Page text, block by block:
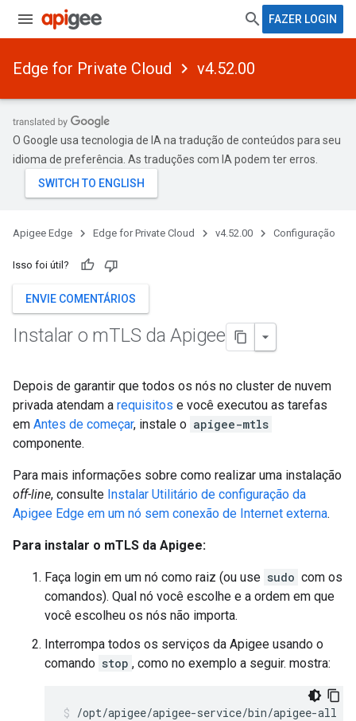
FAZER LOGIN
Edge for Private Cloud v4.52.00
O Google usa tecnologia de IA na tradução de conteúdos para seu
idioma de preferência. As traduções com IA podem ter erros.
Apigee Edge Edge for Private Cloud v4.52.00 Configuração
Isso foi útil?
ENVIE COMENTÁRIOS
Instalar o mTLS da Apigee
Depois de garantir que todos os nós no cluster de nuvem
privada atendam a requisitos e você executou as tarefas
em Antes de começar, instale o apigee-mtls
componente.
Para mais informações sobre como realizar uma instalação
off-line, consulte Instalar Utilitário de configuração da
Apigee Edge em um nó sem conexão de Internet externa.
Para instalar o mTLS da Apigee:
Faça login em um nó como raiz (ou use sudo com os
comandos). Qual nó você escolhe e a ordem em que
você escolheu os nós não importa.
Interrompa todos os serviços da Apigee usando o
comando stop , como no exemplo a seguir. mostra:
/opt/apigee/apigee-service/bin/apigee-all